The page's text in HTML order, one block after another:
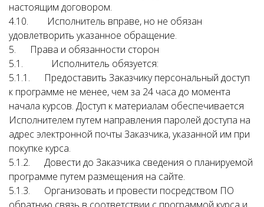
настоящим договором.
4.10. Исполнитель вправе, но не обязан
удовлетворить указанное обращение.
5. Права и обязанности сторон
5.1. Исполнитель обязуется:
5.1.1. Предоставить Заказчику персональный доступ
к программе не менее, чем за 24 часа до момента
начала курсов. Доступ к материалам обеспечивается
Исполнителем путем направления паролей доступа на
адрес электронной почты Заказчика, указанной им при
покупке курса.
5.1.2. Довести до Заказчика сведения о планируемой
программе путем размещения на сайте.
5.1.3. Организовать и провести посредством ПО